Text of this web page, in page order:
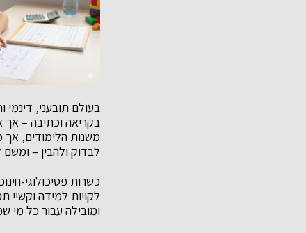
בעולם תובעני,
בקריאה וכתיבה – אך
משנות הלימודים, אך
לבדוק ולהבין –
כשרות פסיכולוגי-
לקויות למידה
ומובילה עבור כל מי